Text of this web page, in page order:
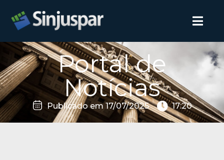
Portal de
Notícias
Publicado em17/07/2025 17:20